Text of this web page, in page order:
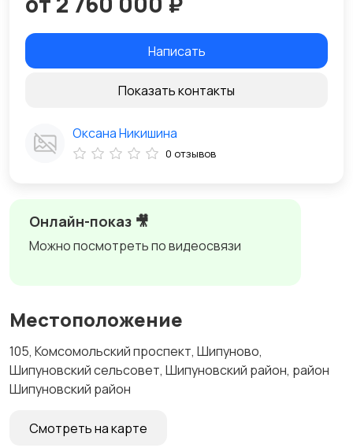
Онлайн-показ 🎥
Можно посмотреть по видеосвязи
Местоположение
105, Комсомольский проспект, Шипуново,
Шипуновский сельсовет, Шипуновский район, район
Шипуновский район
Смотреть на карте
Написать
Показать контакты
Оксана Никишина
0 отзывов